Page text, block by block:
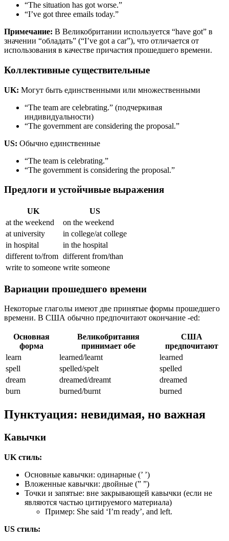
“The situation has got worse.”
“I’ve got three emails today.”
Примечание: В Великобритании используется “have got” в
значении “обладать” (“I’ve got a car”), что отличается от
использования в качестве причастия прошедшего времени.
Коллективные существительные
UK: Могут быть единственными или множественными
“The team are celebrating.” (подчеркивая
индивидуальности)
“The government are considering the proposal.”
US: Обычно единственные
“The team is celebrating.”
“The government is considering the proposal.”
Предлоги и устойчивые выражения
UK
US
at the weekend
on the weekend
at university
in college/at college
in hospital
in the hospital
different to/from different from/than
write to someone write someone
Вариации прошедшего времени
Некоторые глаголы имеют две принятые формы прошедшего
времени. В США обычно предпочитают окончание -ed:
Основная
форма
Великобритания
принимает обе
США
предпочитают
learn
learned/learnt
learned
spell
spelled/spelt
spelled
dream
dreamed/dreamt
dreamed
burn
burned/burnt burned
Пунктуация: невидимая, но важная
Кавычки
UK стиль:
Основные кавычки: одинарные (’ ’)
Вложенные кавычки: двойные (” ”)
Точки и запятые: вне закрывающей кавычки (если не
являются частью цитируемого материала)
Пример: She said ‘I’m ready’, and left.
US стиль: